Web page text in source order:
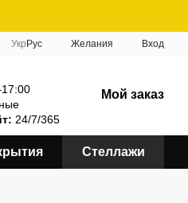
Укр Рус Желания Вход
24/7/365
Мой заказ
Стеллажи